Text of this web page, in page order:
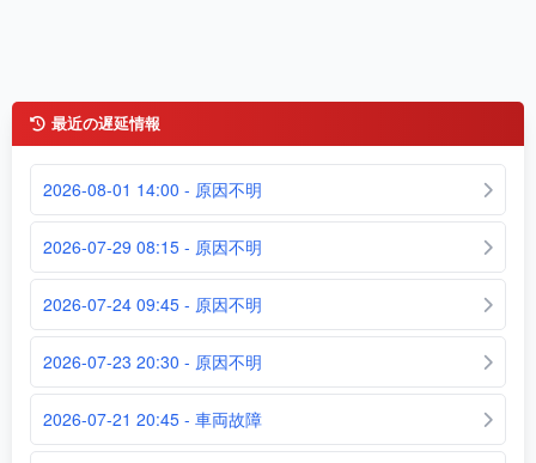
最近の遅延情報
2026-08-01 14:00 - 原因不明
2026-07-29 08:15 - 原因不明
2026-07-24 09:45 - 原因不明
2026-07-23 20:30 - 原因不明
2026-07-21 20:45 - 車両故障